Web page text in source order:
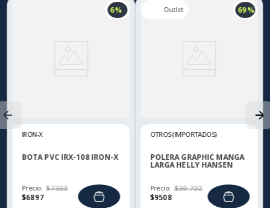
6 %
IRON-X
BOTA PVC IRX-108 IRON-X
Precio:
$6897
$7303
69 %
OTROS (IMPORTADOS)
POLERA GRAPHIC MANGA
LARGA HELLY HANSEN
Precio:
$9508
$30.722